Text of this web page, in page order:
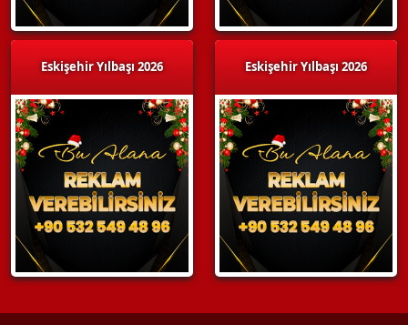
Eskişehir Yılbaşı 2026 Eskişehir Yılbaşı 2026